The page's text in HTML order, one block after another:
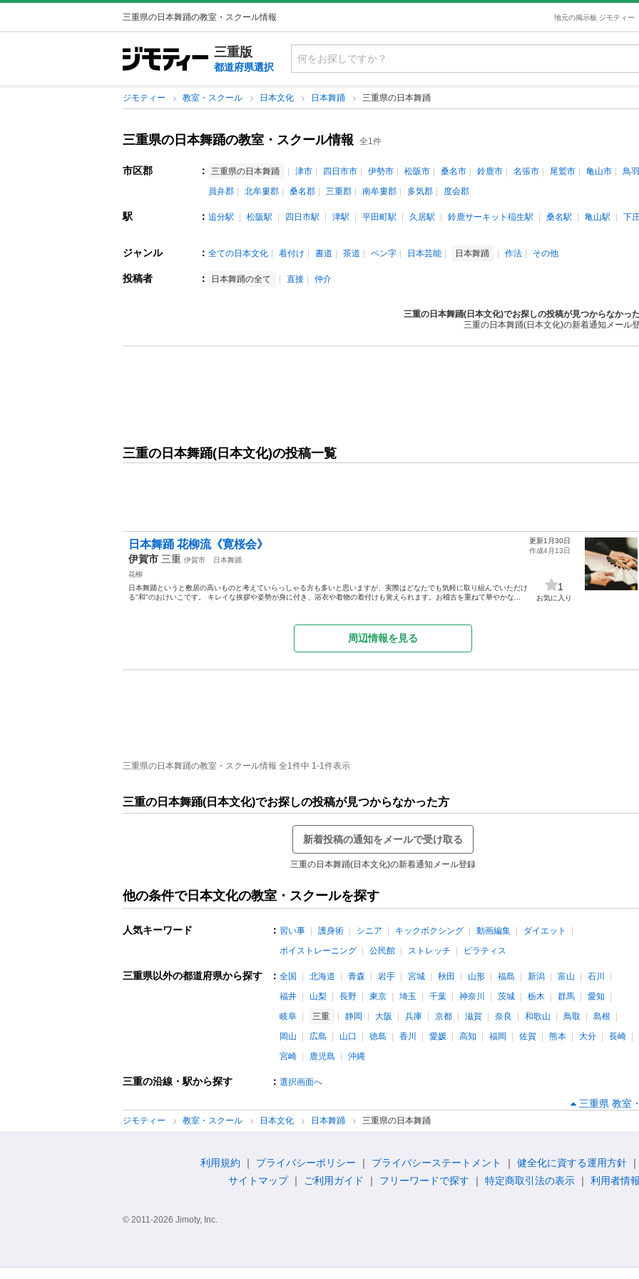
三重県の日本舞踊の教室・スクール情報 地元の掲示板 ジモティー
三重版
都道府県選択
ジモティー 教室・スクール 日本文化 日本舞踊 三重県の日本舞踊
三重県の日本舞踊の教室・スクール情報 全1件
市区郡 ： 三重県の日本舞踊 津市 四日市市 伊勢市 松阪市 桑名市 鈴鹿市 名張市 尾鷲市 亀山市
鳥
員弁郡
北牟婁郡 桑名郡 三重郡 南牟婁郡 多気郡 度会郡
駅 ： 追分駅 松阪駅 四日市駅 津駅 平田町駅 久居駅 鈴鹿サーキット稲生駅 桑名駅 亀山駅 下
ジャンル ： 全ての日本文化 着付け 書道 茶道 ペン字 日本芸能 日本舞踊 作法 その他
投稿者 ： 日本舞踊の全て 直接 仲介
三重の日本舞踊(日本文化)でお探しの投稿が見つからなかっ
三重の日本舞踊(日本文化)の新着通知メール
三重の日本舞踊(日本文化)の投稿一覧
日本舞踊 花柳流《寛桜会》
伊賀市 三重 伊賀市
日本舞踊
花柳
日本舞踊というと敷居の高いものと考えていらっしゃる方も多いと思いますが、実際はどなたでも気軽に取り組んでいただけ
る"和"のおけいこです。 キレイな挨拶や姿勢が身に付き、浴衣や着物の着付けも覚えられます。お稽古を重ねて華やかな...
更新1月30日
作成4月13日
1
お気に入り
周辺情報を見る
三重県の日本舞踊の教室・スクール情報 全1件中 1-1件表示
三重の日本舞踊(日本文化)でお探しの投稿が見つからなかった方
新着投稿の通知をメールで受け取る
三重の日本舞踊(日本文化)の新着通知メール登録
他の条件で日本文化の教室・スクールを探す
人気キーワード ： 習い事 護身術 シニア キックボクシング 動画編集
ダイエット
ボイストレーニング
公民館 ストレッチ ピラティス
三重県以外の都道府県から探す ： 全国 北海道 青森 岩手 宮城 秋田 山形 福島 新潟 富山
石川
福井
山梨 長野 東京 埼玉 千葉 神奈川 茨城 栃木 群馬
愛知
岐阜
三重 静岡 大阪 兵庫 京都 滋賀 奈良 和歌山 鳥取
島根
岡山
広島 山口 徳島 香川 愛媛 高知 福岡 佐賀 熊本 大分
長崎
宮崎
鹿児島 沖縄
三重の沿線・駅から探す ： 選択画面へ
三重県 教室
ジモティー 教室・スクール 日本文化 日本舞踊 三重県の日本舞踊
利用規約 プライバシーポリシー プライバシーステートメント
健全化に資する運用方針
サイトマップ
ご利用ガイド フリーワードで探す 特定商取引法の表示 利用者情
© 2011-2026 Jimoty, Inc.